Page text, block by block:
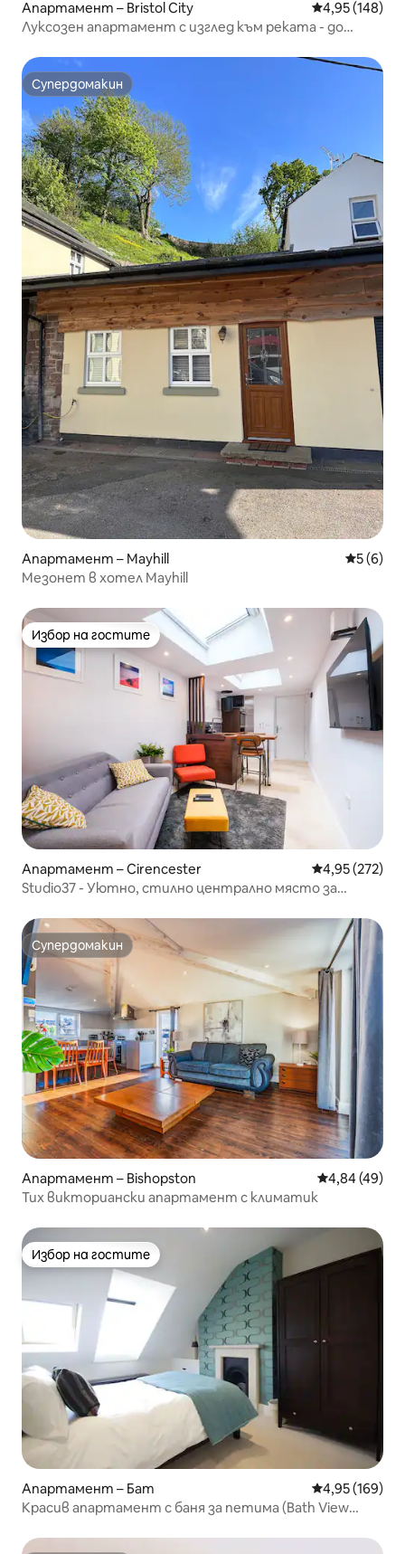
Апартамент – Bristol City Средна
4,95 (148)
Луксозен апартамент с изглед към реката - до
Супердомакин
Супердомакин
Апартамент – Mayhill Средна
5 (6)
Мезонет в хотел Mayhill
Избор на гостите
Избор на гостите
Апартамент – Cirencester Средна
4,95 (272)
Studio37 - Уютно, стилно централно място за
Супердомакин
Супердомакин
Апартамент – Bishopston Средна
4,84 (49)
Тих викториански апартамент с климатик
Избор на гостите
Избор на гостите
Апартамент – Бат Средна
4,95 (169)
Красив апартамент с баня за петима (Bath View